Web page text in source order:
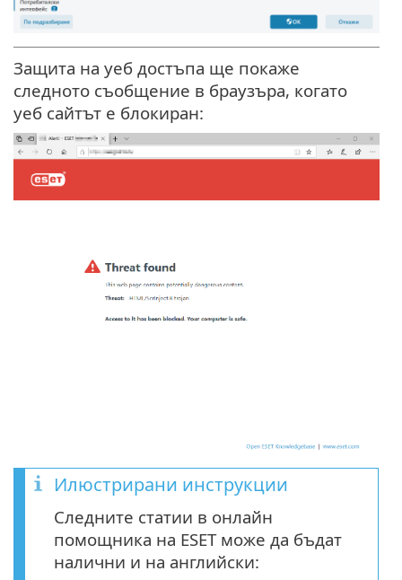
Защита на уеб достъпа ще покаже
следното съобщение в браузъра, когато
уеб сайтът е блокиран:
Илюстрирани инструкции
Следните статии в онлайн
помощника на ESET може да бъдат
налични и на английски: